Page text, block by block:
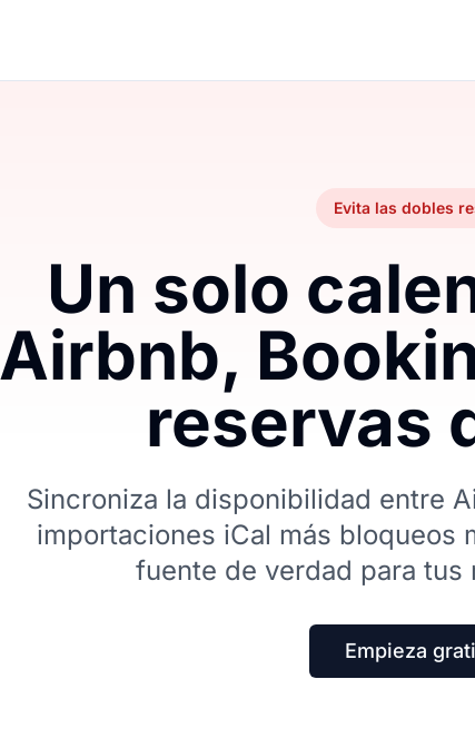
Evita las dobles
Un solo
Airbnb,
reservas
Sincroniza la disponibilidad entre
importaciones iCal más bloqueos
fuente de verdad para tus
Empieza